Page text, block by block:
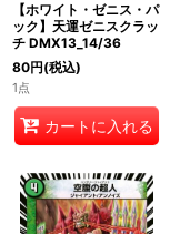
【ホワイト・ゼニス・パ
ック】天運ゼニスクラッ
チ DMX13_14/36
80円(税込)
1点
カートに入れる